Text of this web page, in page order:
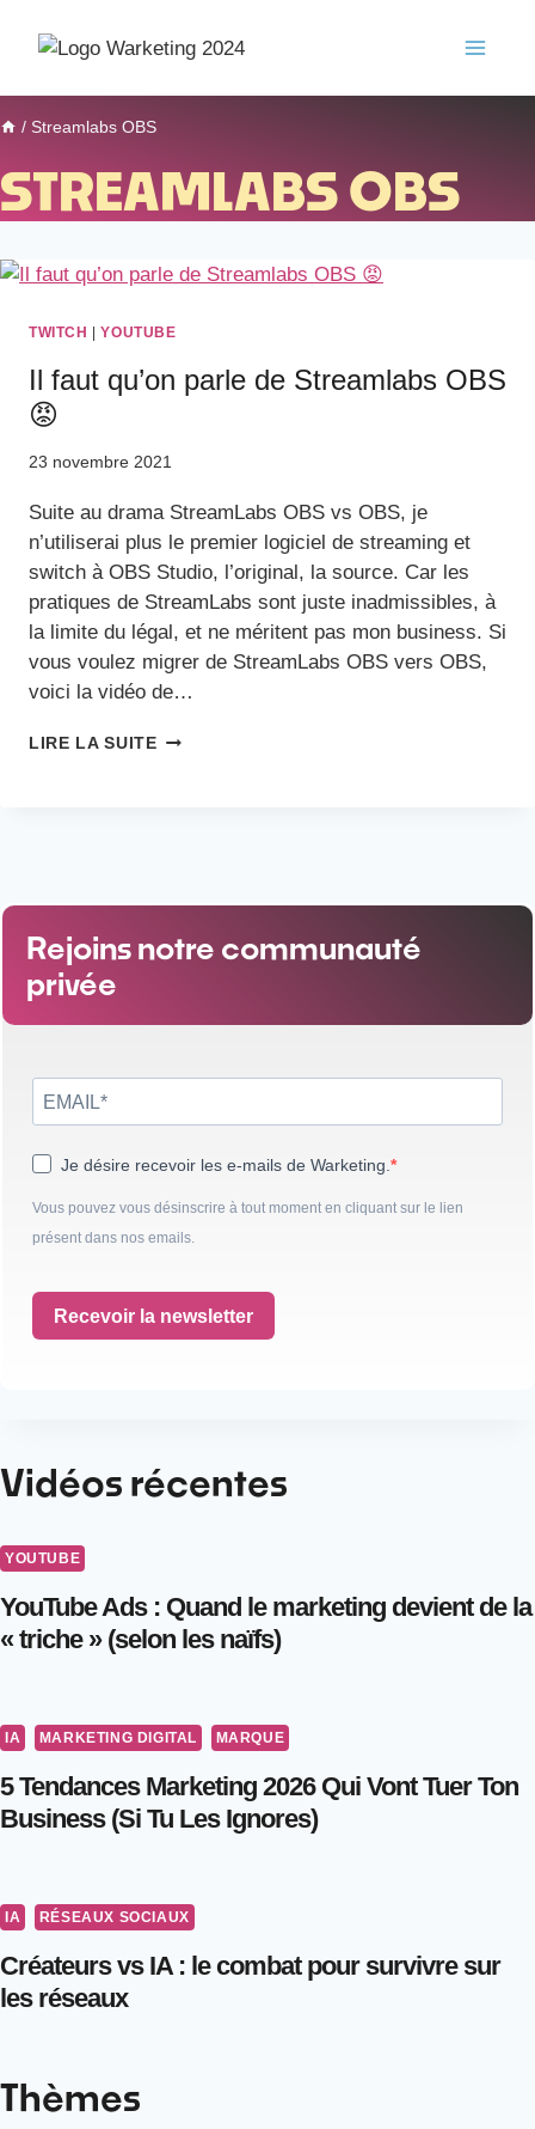
/ Streamlabs OBS
STREAMLABS OBS
TWITCH |YOUTUBE
Il faut qu’on parle de Streamlabs OBS
😡
23 novembre 2021
Suite au drama StreamLabs OBS vs OBS, je
n’utiliserai plus le premier logiciel de streaming et
switch à OBS Studio, l’original, la source. Car les
pratiques de StreamLabs sont juste inadmissibles, à
la limite du légal, et ne méritent pas mon business. Si
vous voulez migrer de StreamLabs OBS vers OBS,
voici la vidéo de…
LIRE LA SUITE
Rejoins notre communauté
privée
Je désire recevoir les e-mails de Warketing.
Vous pouvez vous désinscrire à tout moment en cliquant sur le lien
présent dans nos emails.
Recevoir la newsletter
Vidéos récentes
YOUTUBE
YouTube Ads : Quand le marketing devient de la
« triche » (selon les naïfs)
IA MARKETING DIGITAL MARQUE
5 Tendances Marketing 2026 Qui Vont Tuer Ton
Business (Si Tu Les Ignores)
IA RÉSEAUX SOCIAUX
Créateurs vs IA : le combat pour survivre sur
les réseaux
Thèmes